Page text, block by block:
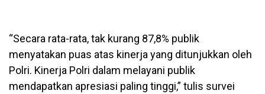
“Secara rata-rata, tak kurang 87,8% publik
menyatakan puas atas kinerja yang ditunjukkan oleh
Polri. Kinerja Polri dalam melayani publik
mendapatkan apresiasi paling tinggi,” tulis survei